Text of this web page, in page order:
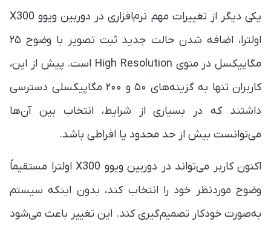
یکی دیگر از تغییرات مهم نرم‌افزاری در دوربین ویوو X300
اولترا، اضافه شدن حالت جدید ثبت تصویر با وضوح ۲۵
مگاپیکسل در منوی High Resolution است. پیش از این،
کاربران تنها به گزینه‌های ۵۰ و ۲۰۰ مگاپیکسلی دسترسی
داشتند که در بسیاری از شرایط، انتخاب بین آن‌ها
می‌توانست بیش از حد محدود یا افراطی باشد.
اکنون کاربر می‌تواند در دوربین ویوو X300 اولترا مستقیماً
وضوح موردنظر خود را انتخاب کند، بدون اینکه سیستم
به‌صورت خودکار تصمیم‌گیری کند. این تغییر باعث می‌شود